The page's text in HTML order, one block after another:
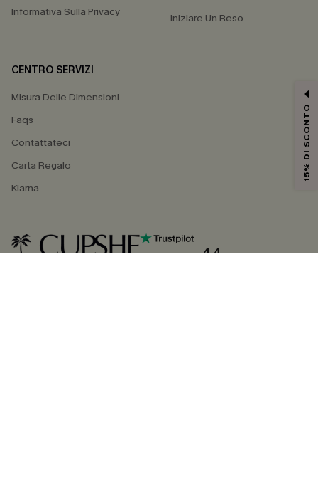
Informativa Sulla Privacy
Iniziare Un Reso
CENTRO SERVIZI
Misura Delle Dimensioni
Faqs
Contattateci
Carta Regalo
Klarna
4.4
15% DI SCONTO